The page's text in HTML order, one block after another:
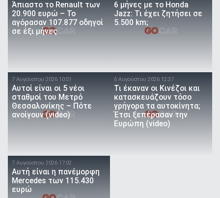
Άπιαστο το Renault των
20.900 ευρώ – Το
αγόρασαν 107.877 οδηγοί
σε έξι μήνες
6 μήνες με το Honda
Jazz: Τι έχει ζητήσει σε
5.500 km;
7 Αυγούστου 2026 10:51
Αυτοί είναι οι 5 νέοι
σταθμοί του Μετρό
Θεσσαλονίκης – Πότε
ανοίγουν (video)
6 Αυγούστου 2026 12:37
Τι έκαναν οι Κινέζοι και
κατασκευάζουν τόσο
γρήγορα τα αυτοκίνητα;
Έτσι ξεπέρασαν την
Ευρώπη (video)
7 Αυγούστου 2026 17:02
Αυτή είναι η πανέμορφη
Mercedes των 115.430
ευρώ